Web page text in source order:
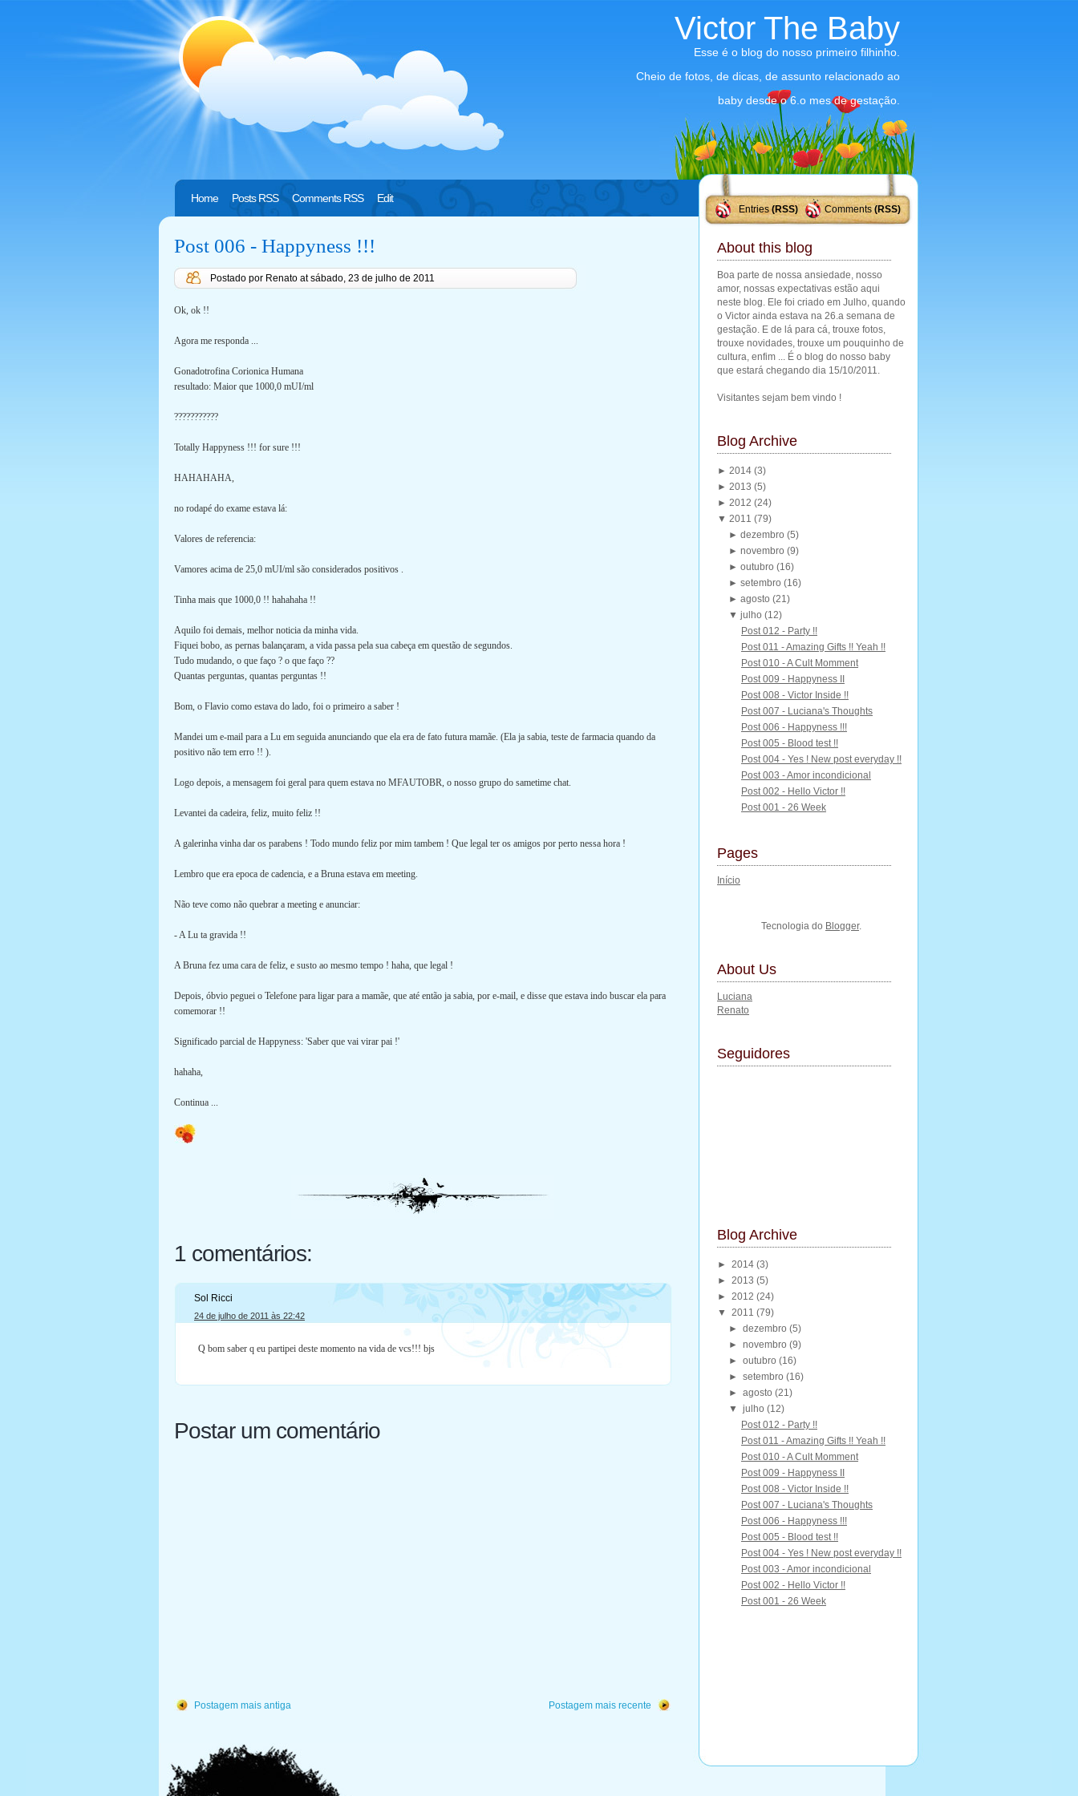
Victor The Baby
Esse é o blog do nosso primeiro filhinho.
Cheio de fotos, de dicas, de assunto relacionado ao
baby desde o 6.o mes de gestação.
Entries(RSS) Comments (RSS)
Home Posts RSS Comments RSS Edit
Post 006 - Happyness !!!
Postado por Renato atsábado, 23 de julho de 2011
Ok, ok !!
Agora me responda ...
Gonadotrofina Corionica Humana
resultado: Maior que 1000,0 mUI/ml
???????????
Totally Happyness !!! for sure !!!
HAHAHAHA,
no rodapé do exame estava lá:
Valores de referencia:
Vamores acima de 25,0 mUI/ml são considerados positivos .
Tinha mais que 1000,0 !! hahahaha !!
Aquilo foi demais, melhor noticia da minha vida.
Fiquei bobo, as pernas balançaram, a vida passa pela sua cabeça em questão de segundos.
Tudo mudando, o que faço ? o que faço ??
Quantas perguntas, quantas perguntas !!
Bom, o Flavio como estava do lado, foi o primeiro a saber !
Mandei um e-mail para a Lu em seguida anunciando que ela era de fato futura mamãe. (Ela ja sabia, teste de farmacia quando da
positivo não tem erro !! ).
Logo depois, a mensagem foi geral para quem estava no MFAUTOBR, o nosso grupo do sametime chat.
Levantei da cadeira, feliz, muito feliz !!
A galerinha vinha dar os parabens ! Todo mundo feliz por mim tambem ! Que legal ter os amigos por perto nessa hora !
Lembro que era epoca de cadencia, e a Bruna estava em meeting.
Não teve como não quebrar a meeting e anunciar:
- A Lu ta gravida !!
A Bruna fez uma cara de feliz, e susto ao mesmo tempo ! haha, que legal !
Depois, óbvio peguei o Telefone para ligar para a mamãe, que até então ja sabia, por e-mail, e disse que estava indo buscar ela para
comemorar !!
Significado parcial de Happyness: 'Saber que vai virar pai !'
hahaha,
Continua ...
1 comentários:
Sol Ricci
24 de julho de 2011 às 22:42
Q bom saber q eu partipei deste momento na vida de vcs!!! bjs
Postar um comentário
Postagem mais recente
Postagem mais antiga
About this blog
Boa parte de nossa ansiedade, nosso
amor, nossas expectativas estão aqui
neste blog. Ele foi criado em Julho, quando
o Victor ainda estava na 26.a semana de
gestação. E de lá para cá, trouxe fotos,
trouxe novidades, trouxe um pouquinho de
cultura, enfim ... É o blog do nosso baby
que estará chegando dia 15/10/2011.
Visitantes sejam bem vindo !
Blog Archive
► 2014 (3)
► 2013 (5)
► 2012 (24)
▼ 2011 (79)
►dezembro(5)
►novembro(9)
►outubro(16)
►setembro(16)
►agosto(21)
▼julho(12)
Post 012 - Party !!
Post 011 - Amazing Gifts !! Yeah !!
Post 010 - A Cult Momment
Post 009 - Happyness II
Post 008 - Victor Inside !!
Post 007 - Luciana's Thoughts
Post 006 - Happyness !!!
Post 005 - Blood test !!
Post 004 - Yes ! New post everyday !!
Post 003 - Amor incondicional
Post 002 - Hello Victor !!
Post 001 - 26 Week
Pages
Início
Tecnologia do Blogger.
About Us
Luciana
Renato
Seguidores
Blog Archive
► 2014 (3)
► 2013 (5)
► 2012 (24)
▼ 2011 (79)
►dezembro (5)
►novembro (9)
►outubro (16)
►setembro (16)
►agosto (21)
▼ julho (12)
Post 012 - Party !!
Post 011 - Amazing Gifts !! Yeah !!
Post 010 - A Cult Momment
Post 009 - Happyness II
Post 008 - Victor Inside !!
Post 007 - Luciana's Thoughts
Post 006 - Happyness !!!
Post 005 - Blood test !!
Post 004 - Yes ! New post everyday !!
Post 003 - Amor incondicional
Post 002 - Hello Victor !!
Post 001 - 26 Week